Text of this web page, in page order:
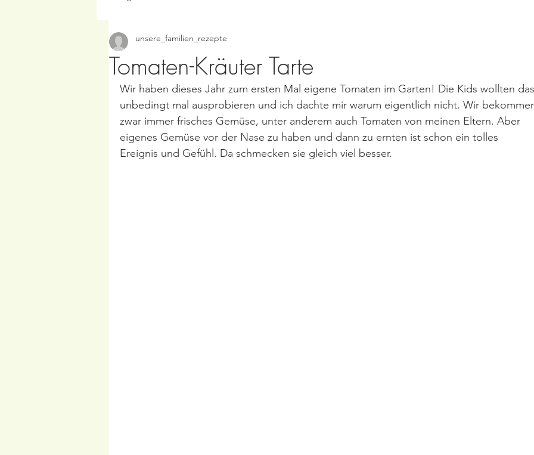
LowCarb Vegetarisch
Salate Beilagen Frühstück Nachtisch/Dessert Winter/Weihnachten
Frühling/Ostern Internationale Gerichte Getränke Halloween Herbst
Tomaten-Kräuter Tarte
unsere_familien_rezepte
Wir haben dieses Jahr zum ersten Mal eigene Tomaten im Garten! Die Kids wollten das
unbedingt mal ausprobieren und ich dachte mir warum eigentlich nicht. Wir
zwar immer frisches Gemüse, unter anderem auch Tomaten von meinen Eltern. Aber
eigenes Gemüse vor der Nase zu haben und dann zu ernten ist schon ein tolles
Ereignis und Gefühl. Da schmecken sie gleich viel besser.